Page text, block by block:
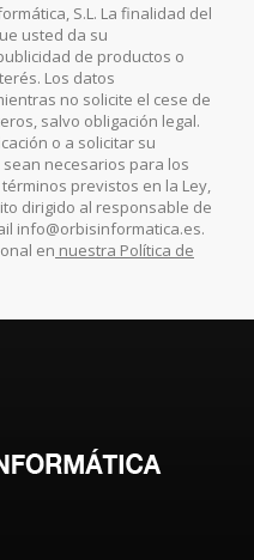
S.L. La finalidad del
usted da su
de productos o
Los datos
no solicite el cese de
salvo obligación legal.
o a solicitar su
necesarios para los
previstos en la Ley,
dirigido al responsable de
info@orbisinformatica.es.
en nuestra Política de